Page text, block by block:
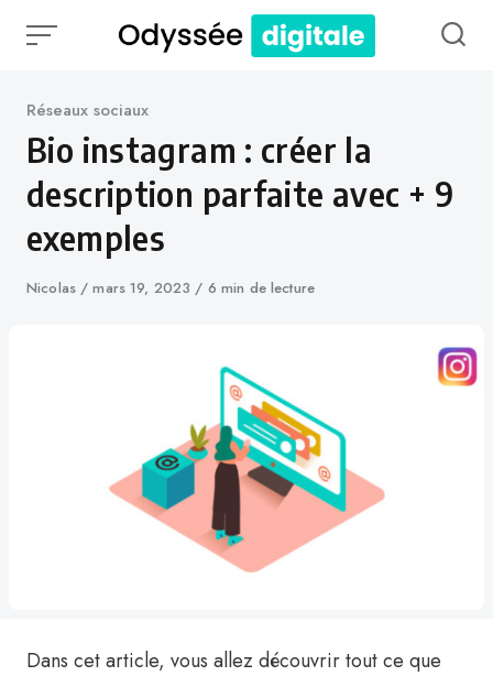
Catégorie
Réseaux sociaux
Bio instagram : créer la
description parfaite avec + 9
exemples
Auteur
Nicolas
Publié
mars 19, 2023 6 min de lecture
Dans cet article, vous allez découvrir tout ce que